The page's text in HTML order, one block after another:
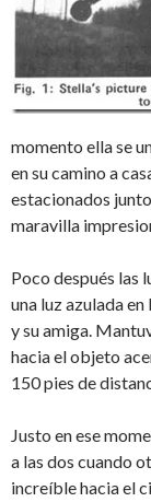
momento ella se
en su camino a
estacionados
maravilla
Poco después las
una luz azulada
y su amiga.
hacia el objeto
150 pies de
Justo en ese
a las dos cuando
increíble hacia el